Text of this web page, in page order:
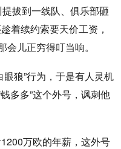
拔到一线队、俱乐部砸
着续约索要天价工资，
会儿正穷得叮当响。
狼”行为，于是有人灵机
多多”这个外号，讽刺他
万欧的年薪，这外号